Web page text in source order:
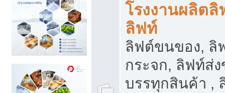
โรงงานผลิต
ลิฟท์
ลิฟต์ขนของ, ลิ
กระจก, ลิฟท์ส่
บรรทุกสินค้า ,